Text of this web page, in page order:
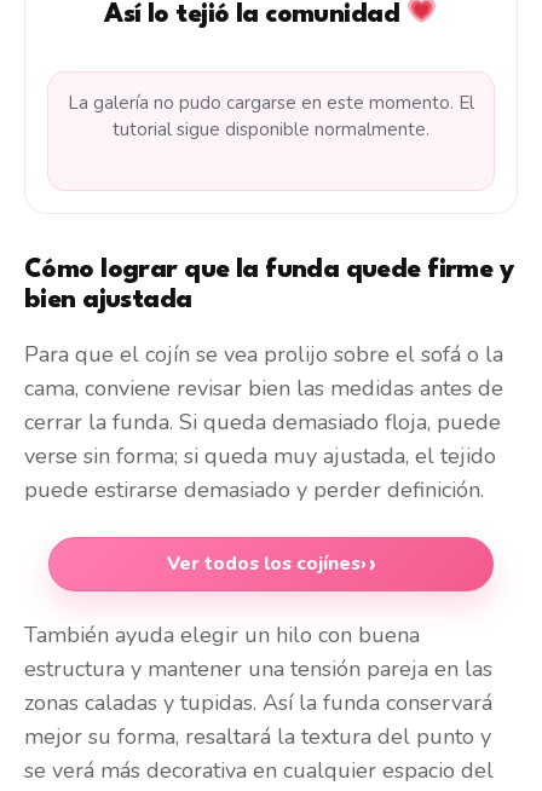
Así lo tejió la comunidad
La galería no pudo cargarse en este momento. El
tutorial sigue disponible normalmente.
Cómo lograr que la funda quede firme y
bien ajustada
Para que el cojín se vea prolijo sobre el sofá o la
cama, conviene revisar bien las medidas antes de
cerrar la funda. Si queda demasiado floja, puede
verse sin forma; si queda muy ajustada, el tejido
puede estirarse demasiado y perder definición.
Ver todos los cojínes›
También ayuda elegir un hilo con buena
estructura y mantener una tensión pareja en las
zonas caladas y tupidas. Así la funda conservará
mejor su forma, resaltará la textura del punto y
se verá más decorativa en cualquier espacio del